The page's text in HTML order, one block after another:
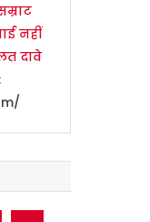
नहीं
दावे